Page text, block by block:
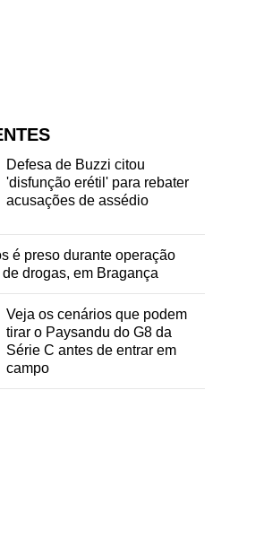
Defesa de Buzzi citou
'disfunção erétil' para rebater
acusações de assédio
é preso durante operação
drogas, em Bragança
Veja os cenários que podem
tirar o Paysandu do G8 da
Série C antes de entrar em
campo